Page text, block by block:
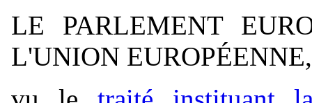
LE PARLEMENT
L'UNION